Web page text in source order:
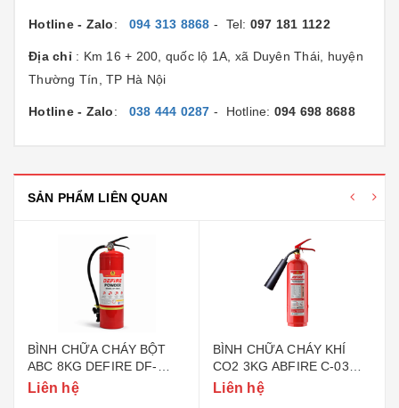
Hotline - Zalo: 094 313 8868 - Tel: 097 181 1122
Địa chỉ : Km 16 + 200, quốc lộ 1A, xã Duyên Thái, huyện
Thường Tín, TP Hà Nội
Hotline - Zalo: 038 444 0287 - Hotline: 094 698 8688
SẢN PHẨM LIÊN QUAN
BÌNH CHỮA CHÁY BỘT
ABC 8KG DEFIRE DF-
ABC8 (BỘ CÔNG AN)
Liên hệ
BÌNH CHỮA CHÁY KHÍ
CO2 3KG ABFIRE C-03
(TEM BỘ CÔNG AN)
Liên hệ